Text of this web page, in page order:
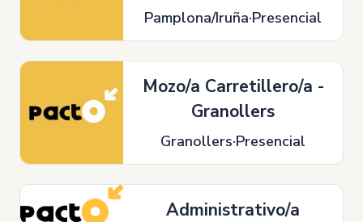
Pamplona/Iruña Presencial
Mozo/a Carretillero/a -
Granollers
Granollers Presencial
Administrativo/a